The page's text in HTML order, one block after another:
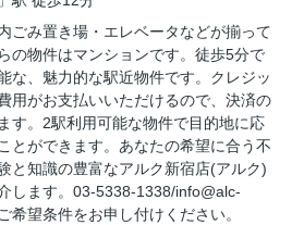
ごみ置き場・エレベータなどが揃って
の物件はマンションです。徒歩5分で
な、魅力的な駅近物件です。クレジッ
用がお支払いいただけるので、決済の
す。2駅利用可能な物件で目的地に応
とができます。あなたの希望に合う不
と知識の豊富なアルク新宿店(アルク)
します。03-5338-1338/info@alc-
希望条件をお申し付けください。